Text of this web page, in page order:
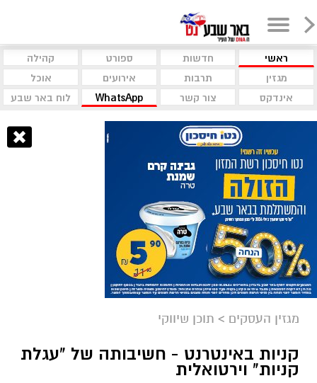
ראשי חדשות ספורט
קהילה
מגזין
תרבות אירועים
אוכל
אינדקס
צור קשר WhatsApp לוח באר שבע
מגזין העסקים > תוכן שיווקי
קניות באינטרנט - חשיבותה של "עגלת
קניות" וירטואלית